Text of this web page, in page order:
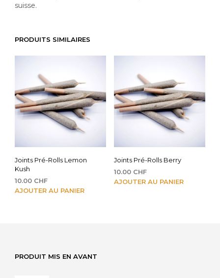
suisse.
PRODUITS SIMILAIRES
Joints Pré-Rolls Lemon
Kush
10.00 CHF
AJOUTER AU PANIER
Joints Pré-Rolls Berry
10.00 CHF
AJOUTER AU PANIER
PRODUIT MIS EN AVANT